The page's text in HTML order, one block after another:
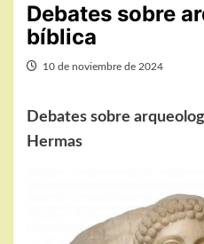
Debates sobre
bíblica
10 de noviembre de 2024
Debates sobre
Hermas